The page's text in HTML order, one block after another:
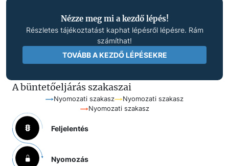
Nézze meg mi a kezdő lépés!
Részletes tájékoztatást kaphat lépésről lépésre. Rám
számíthat!
TOVÁBB A KEZDŐ LÉPÉSEKRE
A büntetőeljárás szakaszai
Nyomozati szakasz
Nyomozati szakasz
Nyomozati szakasz
Feljelentés
Nyomozás